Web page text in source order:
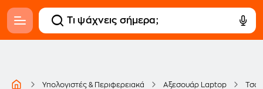
Υπολογιστές & Περιφερειακά Αξεσουάρ Laptop